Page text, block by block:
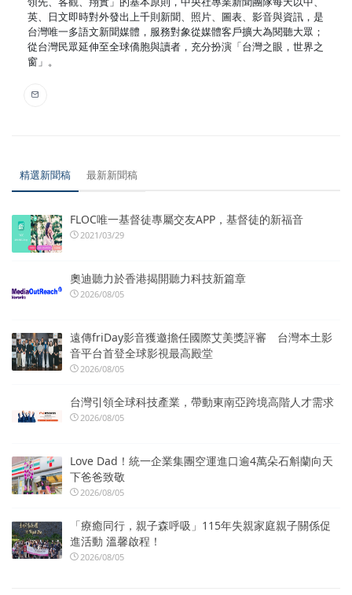
英、日文即時對外發出上千則新聞、照片、圖表、影音與資訊，是
台灣唯一多語文新聞媒體，服務對象從媒體客戶擴大為閱聽大眾；
從台灣民眾延伸至全球僑胞與讀者，充分扮演「台灣之眼，世界之
窗」。
精選新聞稿 最新新聞稿
FLOC唯一基督徒專屬交友APP，基督徒的新福音
2021/03/29
奧迪聽力於香港揭開聽力科技新篇章
2026/08/05
遠傳friDay影音獲邀擔任國際艾美獎評審 台灣本土影
音平台首登全球影視最高殿堂
2026/08/05
台灣引領全球科技產業，帶動東南亞跨境高階人才需求
2026/08/05
Love Dad！統一企業集團空運進口逾4萬朵石斛蘭向天
下爸爸致敬
2026/08/05
「療癒同行，親子森呼吸」115年失親家庭親子關係促
進活動 溫馨啟程！
2026/08/05